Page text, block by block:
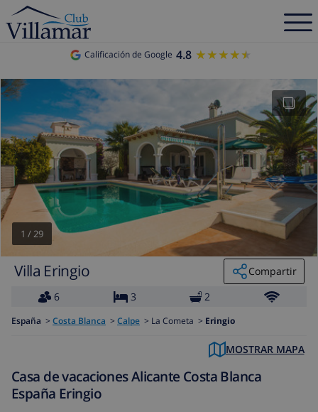
Calificación de Google 4.8 ★★★★★
★★★★★
1 /29
Villa Eringio
Compartir
6
3 2
España > Costa Blanca > Calpe > La Cometa > Eringio
MOSTRAR MAPA
Casa de vacaciones Alicante Costa Blanca
España Eringio